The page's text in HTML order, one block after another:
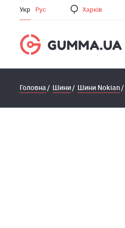
Укр Рус Харкiв
Головна Шини Шини Nokian